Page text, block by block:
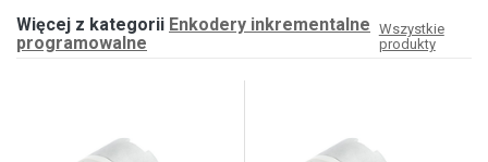
Więcej z kategorii Enkodery inkrementalne
programowalne
Wszystkie
produkty